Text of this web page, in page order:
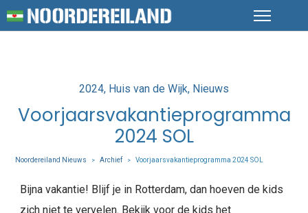
Posted
2024 Huis van de Wijk Nieuws
Voorjaarsvakantieprogramma
2024 SOL
Noordereiland Nieuws > Archief > Voorjaarsvakantieprogramma 2024 SOL
Bijna vakantie! Blijf je in Rotterdam, dan hoeven de kids
zich niet te vervelen. Bekijk voor de kids het